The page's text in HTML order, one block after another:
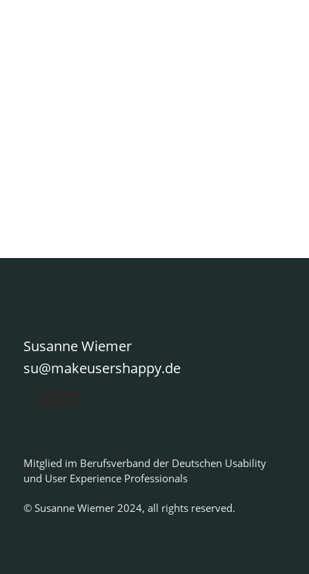
Susanne Wiemer
su@makeusershappy.de
Mitglied im Berufsverband der Deutschen Usability
und User Experience Professionals
© Susanne Wiemer 2024, all rights reserved.